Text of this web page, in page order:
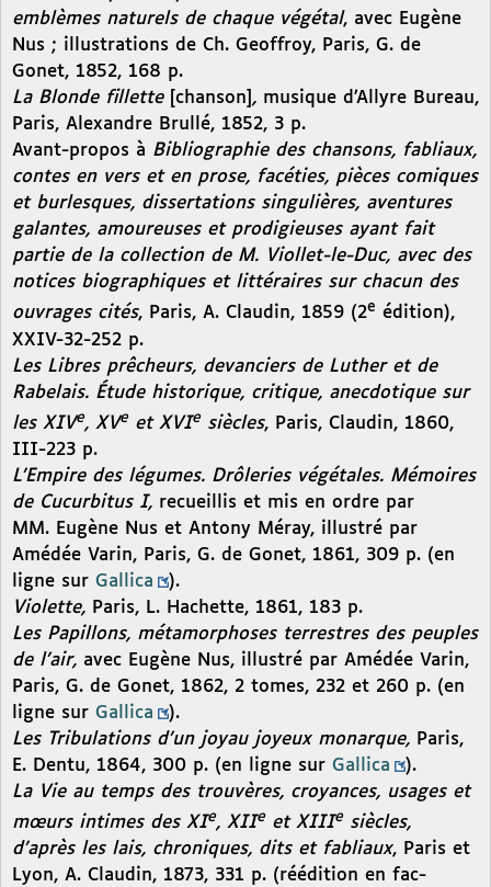
emblèmes naturels de chaque végétal, avec Eugène
Nus ; illustrations de Ch. Geoffroy, Paris, G. de
Gonet, 1852, 168 p.
La Blonde fillette [chanson] , musique d’Allyre Bureau,
Paris, Alexandre Brullé, 1852, 3 p.
Avant-propos à Bibliographie des chansons, fabliaux,
contes en vers et en prose, facéties, pièces comiques
et burlesques, dissertations singulières, aventures
galantes, amoureuses et prodigieuses ayant fait
partie de la collection de M. Viollet-le-Duc, avec des
notices biographiques et littéraires sur chacun des
ouvrages cités, Paris, A. Claudin, 1859 (2e édition),
XXIV-32-252 p.
Les Libres prêcheurs, devanciers de Luther et de
Rabelais. Étude historique, critique, anecdotique sur
les XIVe, XVe et XVIe siècles, Paris, Claudin, 1860,
III-223 p.
L’Empire des légumes. Drôleries végétales. Mémoires
de Cucurbitus I, recueillis et mis en ordre par
MM. Eugène Nus et Antony Méray, illustré par
Amédée Varin, Paris, G. de Gonet, 1861, 309 p. (en
ligne sur Gallica
).
Violette, Paris, L. Hachette, 1861, 183 p.
Les Papillons, métamorphoses terrestres des peuples
de l’air, avec Eugène Nus, illustré par Amédée Varin,
Paris, G. de Gonet, 1862, 2 tomes, 232 et 260 p. (en
ligne sur Gallica
).
Les Tribulations d’un joyau joyeux monarque, Paris,
E. Dentu, 1864, 300 p. (en ligne sur Gallica
).
La Vie au temps des trouvères, croyances, usages et
mœurs intimes des XIe, XIIe et XIIIe siècles,
d’après les lais, chroniques, dits et fabliaux, Paris et
Lyon, A. Claudin, 1873, 331 p. (réédition en fac-